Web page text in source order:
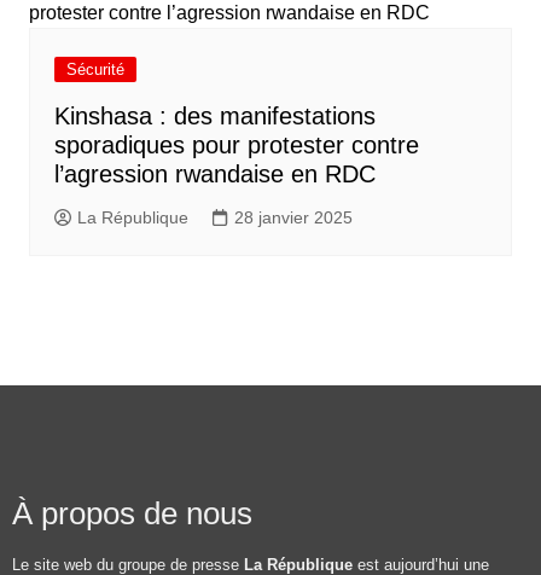
Sécurité
Kinshasa : des manifestations
sporadiques pour protester contre
l’agression rwandaise en RDC
La République 28 janvier 2025
À propos de nous
Le site web du groupe de presse La République est aujourd’hui une